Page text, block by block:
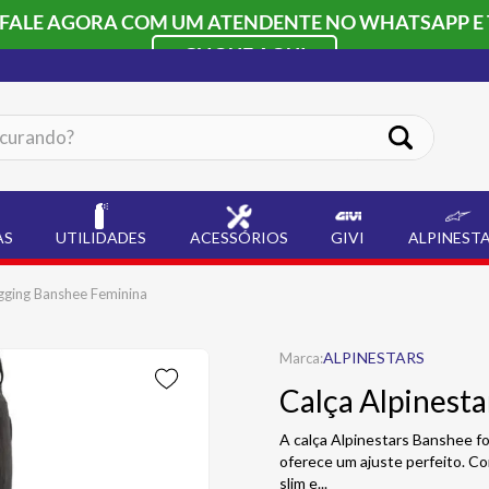
AGORA COM UM ATENDENTE NO WHATSAPP
CLIQUE AQUI
UTILIDADES ACESSÓRIOS GIVI
Banshee Feminina
ALPINESTARS
Calça
A calça Alpinestars Banshee
oferece um ajuste perfeito.
slim e...